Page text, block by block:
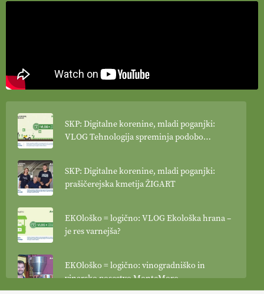
SKP: Digitalne korenine, mladi poganjki:
VLOG Tehnologija spreminja podobo
SKP: Digitalne korenine, mladi poganjki:
prašičerejska kmetija ŽIGART
EKOloško = logično: VLOG Ekološka hrana –
je res varnejša?
EKOloško = logično: vinogradniško in
vinarsko posestvo MonteMoro